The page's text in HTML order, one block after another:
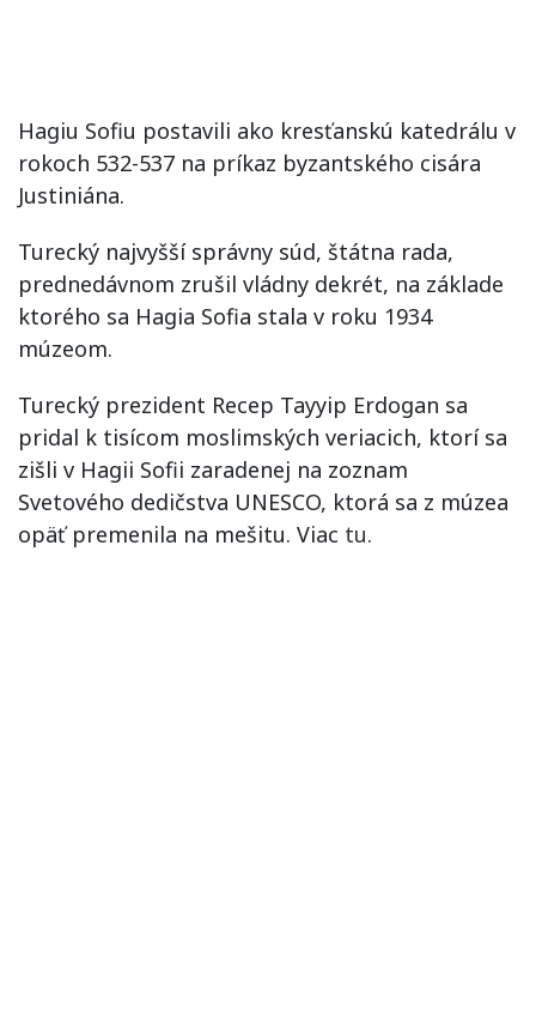
Hagiu Sofiu postavili ako kresťanskú katedrálu v
rokoch 532-537 na príkaz byzantského cisára
Justiniána.
Turecký najvyšší správny súd, štátna rada,
prednedávnom zrušil vládny dekrét, na základe
ktorého sa Hagia Sofia stala v roku 1934
múzeom.
Turecký prezident Recep Tayyip Erdogan sa
pridal k tisícom moslimských veriacich, ktorí sa
zišli v Hagii Sofii zaradenej na zoznam
Svetového dedičstva UNESCO, ktorá sa z múzea
opäť premenila na mešitu. Viac tu.